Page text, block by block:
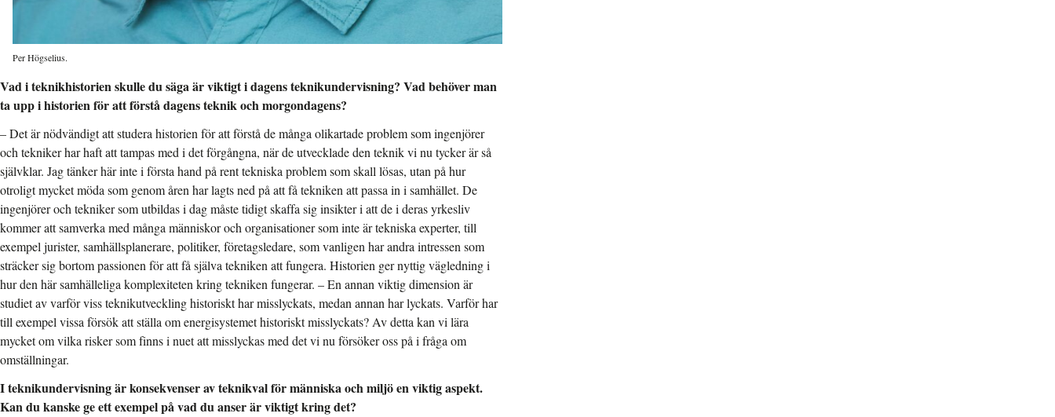
Per Högselius.
Vad i teknikhistorien skulle du säga är viktigt i dagens teknikundervisning? Vad behöver man
ta upp i historien för att förstå dagens teknik och morgondagens?
– Det är nödvändigt att studera historien för att förstå de många olikartade problem som ingenjörer
och tekniker har haft att tampas med i det förgångna, när de utvecklade den teknik vi nu tycker är så
självklar. Jag tänker här inte i första hand på rent tekniska problem som skall lösas, utan på hur
otroligt mycket möda som genom åren har lagts ned på att få tekniken att passa in i samhället. De
ingenjörer och tekniker som utbildas i dag måste tidigt skaffa sig insikter i att de i deras yrkesliv
kommer att samverka med många människor och organisationer som inte är tekniska experter, till
exempel jurister, samhällsplanerare, politiker, företagsledare, som vanligen har andra intressen som
sträcker sig bortom passionen för att få själva tekniken att fungera. Historien ger nyttig vägledning i
hur den här samhälleliga komplexiteten kring tekniken fungerar. – En annan viktig dimension är
studiet av varför viss teknikutveckling historiskt har misslyckats, medan annan har lyckats. Varför har
till exempel vissa försök att ställa om energisystemet historiskt misslyckats? Av detta kan vi lära
mycket om vilka risker som finns i nuet att misslyckas med det vi nu försöker oss på i fråga om
omställningar.
I teknikundervisning är konsekvenser av teknikval för människa och miljö en viktig aspekt.
Kan du kanske ge ett exempel på vad du anser är viktigt kring det?